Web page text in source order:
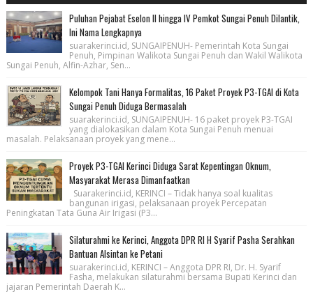
Puluhan Pejabat Eselon II hingga IV Pemkot Sungai Penuh Dilantik,
Ini Nama Lengkapnya
suarakerinci.id, SUNGAIPENUH- Pemerintah Kota Sungai
Penuh, Pimpinan Walikota Sungai Penuh dan Wakil Walikota
Sungai Penuh, Alfin-Azhar, Sen...
Kelompok Tani Hanya Formalitas, 16 Paket Proyek P3-TGAI di Kota
Sungai Penuh Diduga Bermasalah
suarakerinci.id, SUNGAIPENUH- 16 paket proyek P3-TGAI
yang dialokasikan dalam Kota Sungai Penuh menuai
masalah. Pelaksanaan proyek yang mene...
Proyek P3-TGAI Kerinci Diduga Sarat Kepentingan Oknum,
Masyarakat Merasa Dimanfaatkan
Suarakerinci.id, KERINCI – Tidak hanya soal kualitas
bangunan irigasi, pelaksanaan proyek Percepatan
Peningkatan Tata Guna Air Irigasi (P3...
Silaturahmi ke Kerinci, Anggota DPR RI H Syarif Pasha Serahkan
Bantuan Alsintan ke Petani
suarakerinci.id, KERINCI – Anggota DPR RI, Dr. H. Syarif
Fasha, melakukan silaturahmi bersama Bupati Kerinci dan
jajaran Pemerintah Daerah K...